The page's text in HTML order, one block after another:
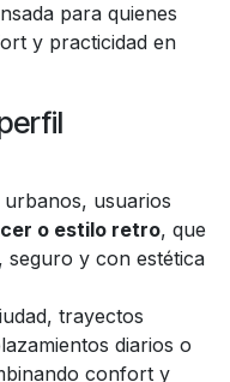
para quienes
y practicidad en
usuarios
o estilo retro, que
y con estética
trayectos
diarios o
confort y